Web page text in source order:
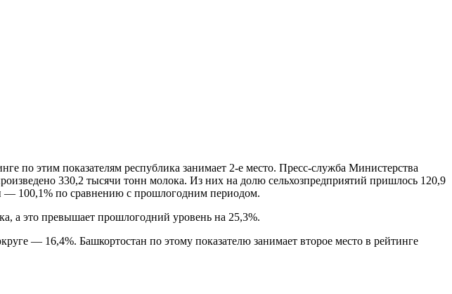
по этим показателям республика занимает 2-е место. Пресс-служба Министерства
330,2 тысячи тонн молока. Из них на долю сельхозпредприятий пришлось 120,9
— 100,1% по сравнению с прошлогодним периодом.
а это превышает прошлогодний уровень на 25,3%.
— 16,4%. Башкортостан по этому показателю занимает второе место в рейтинге